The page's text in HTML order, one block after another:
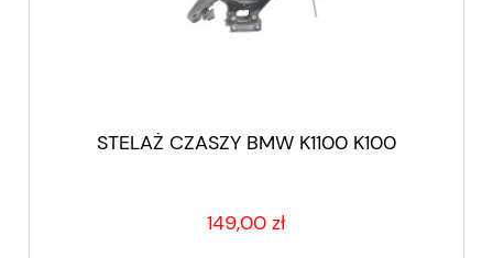
STELAŻ CZASZY BMW K1100 K100
149,00 zł